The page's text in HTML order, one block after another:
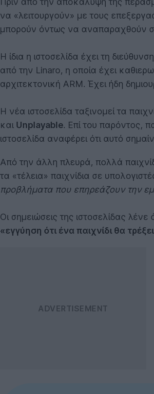
να «λειτουργούν» με τους
μπορούν όντως να αναπαραχθούν
Η ίδια η ιστοσελίδα έχει τη διεύθυνση
από την Linaro, η οποία έχει
αρχιτεκτονική ARM. Έχει ήδη
Η νέα ιστοσελίδα ταξινομεί τα
και Unplayable. Επί του παρόντος,
ιστοσελίδα αναφέρει ότι αυτό
Από την άλλη πλευρά, πολλά
τα «τέλεια» παιχνίδια σε
προβλήματα που επηρεάζουν την
Οι σημειώσεις της ιστοσελίδας
«εγγύηση ότι ένα παιχνίδι θα